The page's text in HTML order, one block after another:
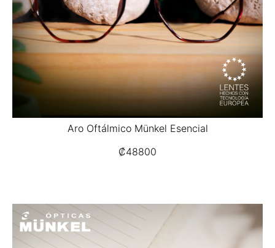
Aro Oftálmico Münkel Esencial
₡48800